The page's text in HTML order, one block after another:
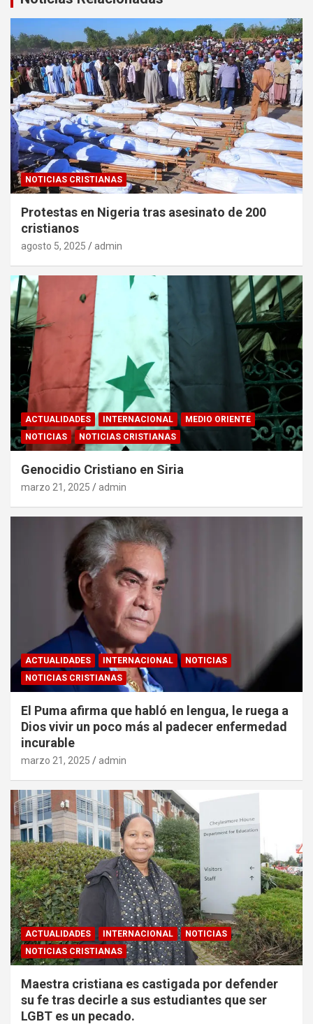
NOTICIAS CRISTIANAS
Protestas en Nigeria tras asesinato de 200
cristianos
agosto 5, 2025 admin
ACTUALIDADES INTERNACIONAL
MEDIO ORIENTE
NOTICIAS
NOTICIAS CRISTIANAS
Genocidio Cristiano en Siria
marzo 21, 2025 admin
ACTUALIDADES INTERNACIONAL
NOTICIAS
NOTICIAS CRISTIANAS
El Puma afirma que habló en lengua, le ruega a
Dios vivir un poco más al padecer enfermedad
incurable
marzo 21, 2025 admin
ACTUALIDADES INTERNACIONAL
NOTICIAS
NOTICIAS CRISTIANAS
Maestra cristiana es castigada por defender
su fe tras decirle a sus estudiantes que ser
LGBT es un pecado.